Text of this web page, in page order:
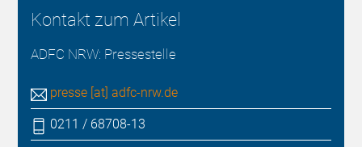
Kontakt zum Artikel
ADFC NRW: Pressestelle
presse [at] adfc-nrw.de
0211 / 68708-13